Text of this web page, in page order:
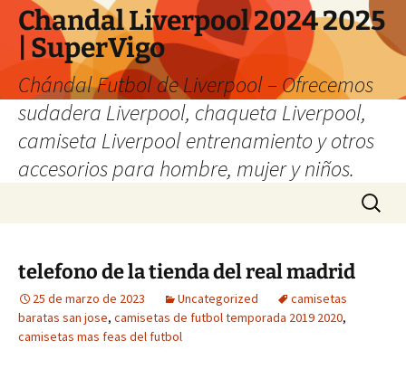
Chandal Liverpool 2024 2025
| SuperVigo
Chándal Futbol de Liverpool – Ofrecemos
sudadera Liverpool, chaqueta Liverpool,
camiseta Liverpool entrenamiento y otros
accesorios para hombre, mujer y niños.
Buscar:
telefono de la tienda del real madrid
25 de marzo de 2023 Uncategorized
camisetas
baratas san jose, camisetas de futbol temporada 2019 2020,
camisetas mas feas del futbol